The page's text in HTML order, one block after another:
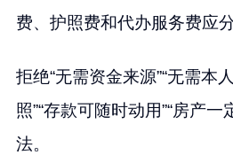
费、护照费和代办服务费应分
拒绝“无需资金来源”“无需本
照”“存款可随时动用”“房产
法。